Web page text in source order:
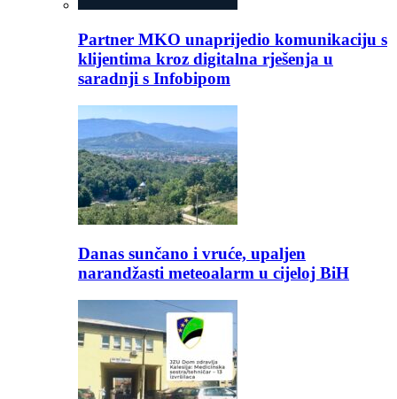
Partner MKO unaprijedio komunikaciju s
klijentima kroz digitalna rješenja u
saradnji s Infobipom
Danas sunčano i vruće, upaljen
narandžasti meteoalarm u cijeloj BiH